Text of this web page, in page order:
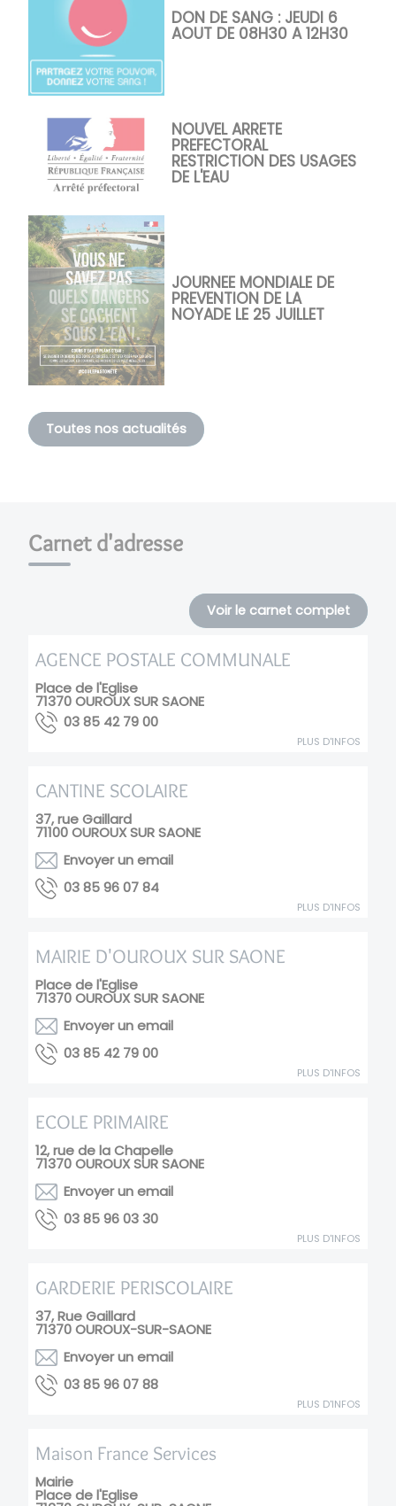
DON DE SANG : JEUDI 6
AOUT DE 08H30 A 12H30
NOUVEL ARRETE
PREFECTORAL
RESTRICTION DES USAGES
DE L'EAU
JOURNEE MONDIALE DE
PREVENTION DE LA
NOYADE LE 25 JUILLET
Toutes nos actualités
Carnet d'adresse
Voir le carnet complet
AGENCE POSTALE COMMUNALE
Place de l'Eglise
71370OUROUX SUR SAONE
00 97 24 58 30
PLUS D'INFOS
CANTINE SCOLAIRE
37, rue Gaillard
71100OUROUX SUR SAONE
Envoyer un email
48 70 69 58 30
PLUS D'INFOS
MAIRIE D'OUROUX SUR SAONE
Place de l'Eglise
71370OUROUX SUR SAONE
Envoyer un email
00 97 24 58 30
PLUS D'INFOS
ECOLE PRIMAIRE
12, rue de la Chapelle
71370OUROUX SUR SAONE
Envoyer un email
03 30 69 58 30
PLUS D'INFOS
GARDERIE PERISCOLAIRE
37, Rue Gaillard
71370OUROUX-SUR-SAONE
Envoyer un email
88 70 69 58 30
PLUS D'INFOS
Maison France Services
Mairie
Place de l'Eglise